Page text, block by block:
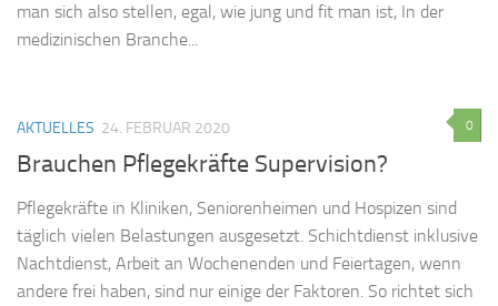
man sich also stellen, egal, wie jung und fit man ist, In der
medizinischen Branche...
0
AKTUELLES 24. FEBRUAR 2020
Brauchen Pflegekräfte Supervision?
Pflegekräfte in Kliniken, Seniorenheimen und Hospizen sind
täglich vielen Belastungen ausgesetzt. Schichtdienst inklusive
Nachtdienst, Arbeit an Wochenenden und Feiertagen, wenn
andere frei haben, sind nur einige der Faktoren. So richtet sich